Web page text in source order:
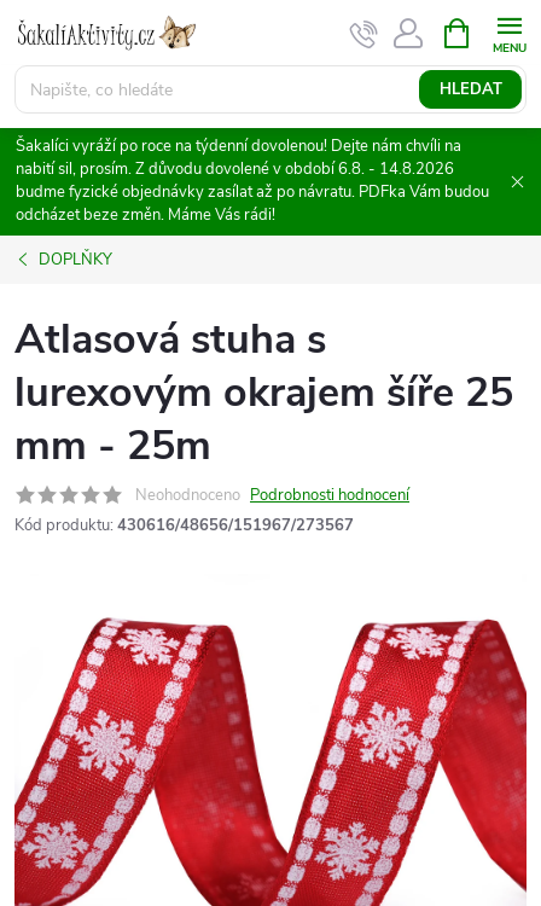
Přejít
obsah
HLEDAT
NÁKUPNÍ
KOŠÍK
Šakalíci vyráží po roce na týdenní dovolenou! Dejte nám chvíli na
nabití sil, prosím. Z důvodu dovolené v období 6.8. - 14.8.2026
budme fyzické objednávky zasílat až po návratu. PDFka Vám budou
odcházet beze změn. Máme Vás rádi!
DOPLŇKY
Atlasová stuha s
lurexovým okrajem šíře 25
mm - 25m
Neohodnoceno Podrobnosti hodnocení
Kód produktu: 430616/48656/151967/273567